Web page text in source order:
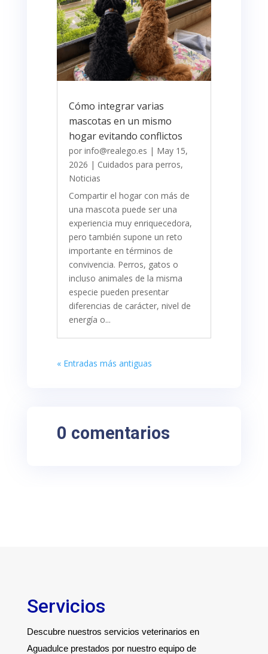
Cómo integrar varias
mascotas en un mismo
hogar evitando conflictos
por info@realego.es | May 15,
2026 | Cuidados para perros,
Noticias
Compartir el hogar con más de
una mascota puede ser una
experiencia muy enriquecedora,
pero también supone un reto
importante en términos de
convivencia. Perros, gatos o
incluso animales de la misma
especie pueden presentar
diferencias de carácter, nivel de
energía o...
« Entradas más antiguas
0 comentarios
Servicios
Descubre nuestros servicios veterinarios en
Aguadulce prestados por nuestro equipo de